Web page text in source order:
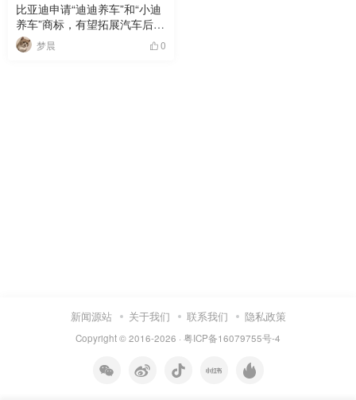
比亚迪申请“迪迪养车”和“小迪
养车”商标，有望拓展汽车后市
场业务
梦晨 0
新闻源站 关于我们 联系我们 隐私政策
Copyright © 2016-2026 · 粤ICP备16079755号-4